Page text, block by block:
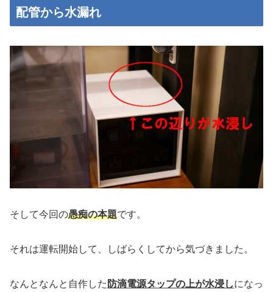
配管から水漏れ
そして今回の愚痴の本題です。
それは運転開始して、しばらくしてから気づきました。
なんとなんと自作した 防滴電源タップの上が水浸しになっ